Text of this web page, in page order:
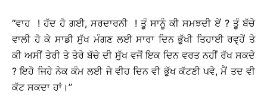
‘‘ਵਾਹ ! ਹੱਦ ਹੋ ਗਈ, ਸਰਦਾਰਨੀ ! ਤੂੰ ਸਾਨੂੰ ਕੀ ਸਮਝਦੀ ਏਂ ? ਤੂੰ ਬੱਚੇ
ਵਾਲੀ ਹੋ ਕੇ ਸਾਡੀ ਸੁੱਖ ਮੰਗਣ ਲਈ ਸਾਰਾ ਦਿਨ ਭੁੱਖੀ ਤਿਹਾਈ ਰਵ੍ਹੇਂ ਤੇ
ਕੀ ਅਸੀਂ ਤੇਰੀ ਤੇ ਤੇਰੇ ਬੱਚੇ ਦੀ ਸੁੱਖ ਵਜੋਂ ਇਕ ਦਿਨ ਵਰਤ ਨਹੀਂ ਰੱਖ ਸਕਦੇ
? ਇਹੋ ਜਿਹੇ ਨੇਕ ਕੰਮ ਲਈ ਜੇ ਵੀਹ ਦਿਨ ਵੀ ਭੁੱਖ ਕੱਟਣੀ ਪਵੇ, ਮੈਂ ਤਦ ਵੀ
ਕੱਟ ਸਕਦਾ ਹਾਂ।’’